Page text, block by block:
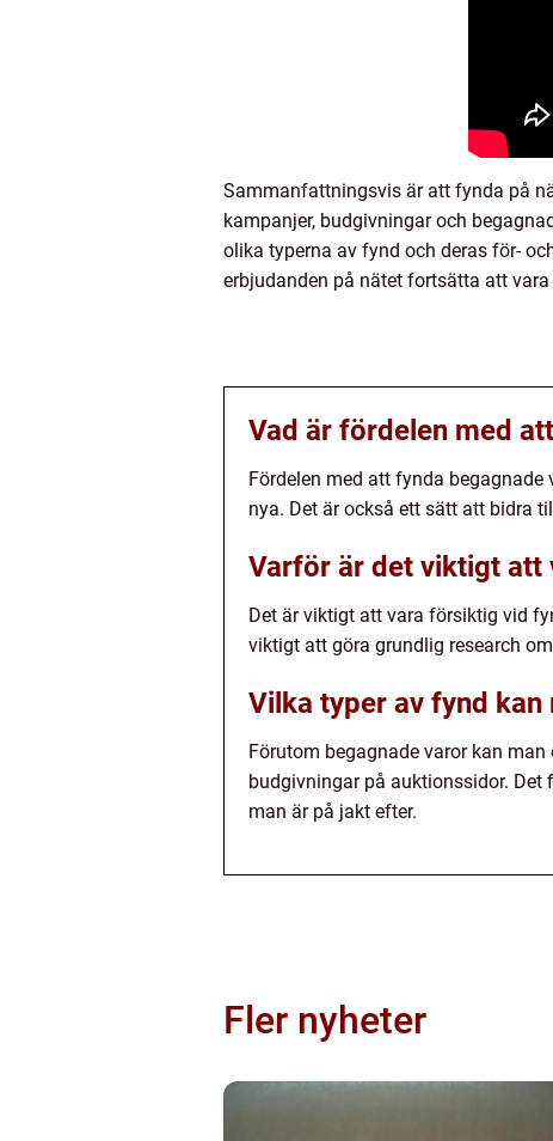
Sammanfattningsvis är att fynda på
kampanjer, budgivningar och
olika typerna av fynd och deras för-
erbjudanden på nätet fortsätta att
Vad är fördelen med
Fördelen med att fynda
nya. Det är också ett sätt att bidra
Varför är det viktigt att
Det är viktigt att vara försiktig vid
viktigt att göra grundlig research
Vilka typer av fynd
Förutom begagnade varor kan
budgivningar på auktionssidor. Det
man är på jakt efter.
Fler nyheter